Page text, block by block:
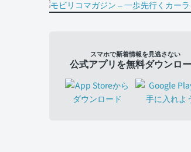
スマホで新着情報を見逃さない
公式アプリを無料ダウンロ